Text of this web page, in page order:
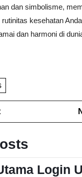
dan simbolisme,
kesehatan
dan harmoni di
Previous
Post
Login